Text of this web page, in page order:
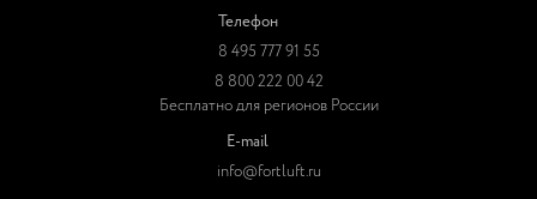
Телефон
8 495 777 91 55
8 800 222 00 42
Бесплатно для регионов России
E-mail
info@fortluft.ru